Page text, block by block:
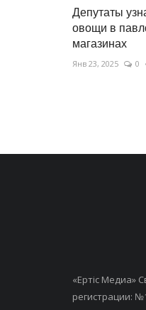
Депутаты
овощи в
магазинах
Янв 23, 2025 0
«Ертiс Медиа»
регистрации: